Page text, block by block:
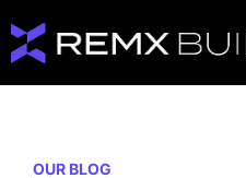
OUR BLOG